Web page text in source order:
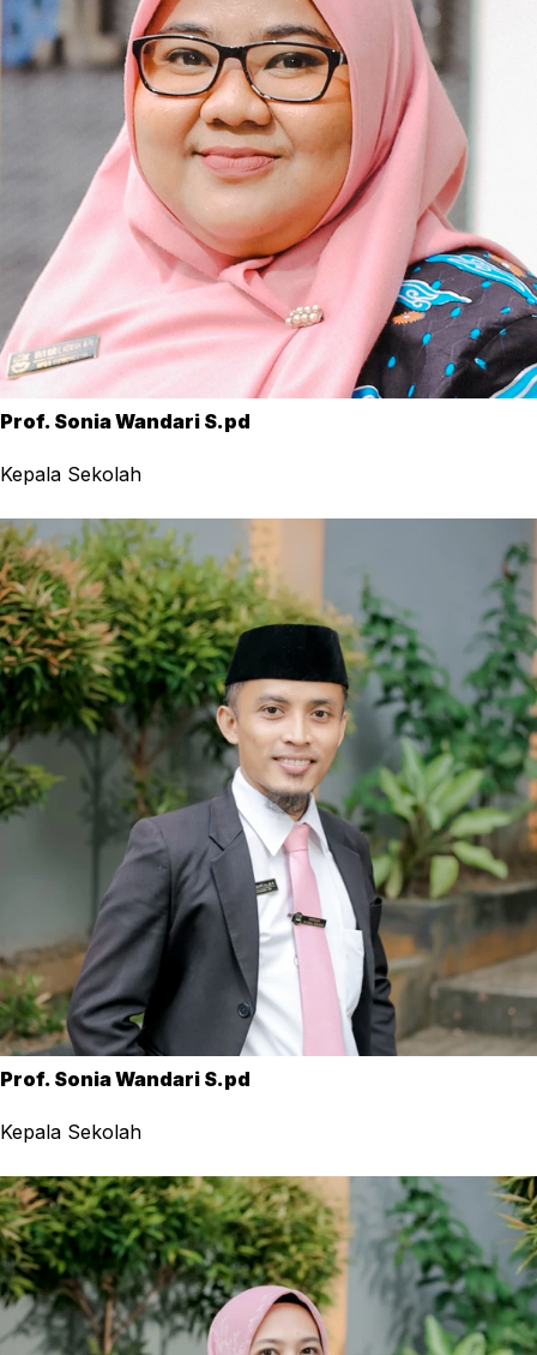
Prof. Sonia Wandari S.pd
Kepala Sekolah
Prof. Sonia Wandari S.pd
Kepala Sekolah